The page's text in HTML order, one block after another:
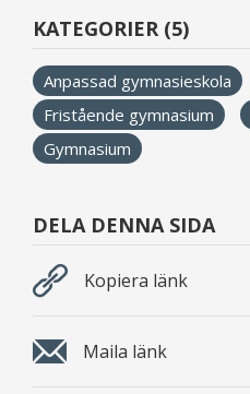
KATEGORIER (5)
Anpassad gymnasieskola
Fristående gymnasium
Gymnasium
DELA DENNA SIDA
Kopiera länk
Maila länk